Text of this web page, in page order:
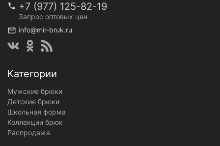
+7 (977) 125-82-19
Запрос оптовых цен
info@mir-bruk.ru
Категории
Мужские брюки
Детские брюки
Школьная форма
Коллекции брюк
Распродажа